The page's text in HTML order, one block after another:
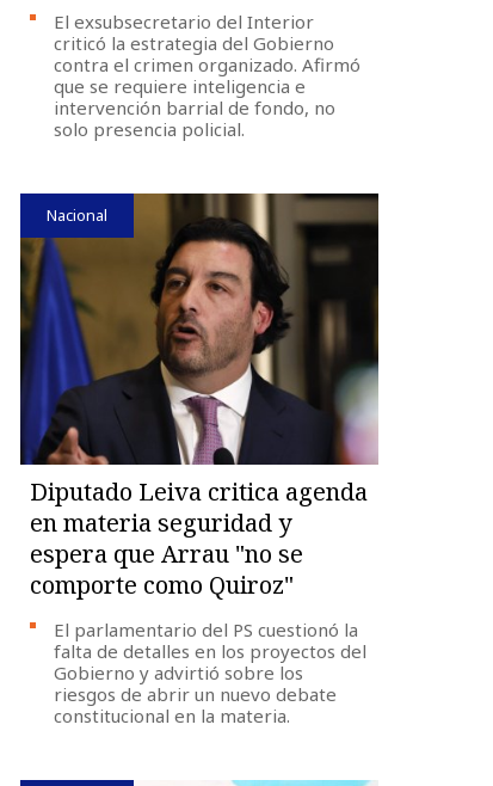
El exsubsecretario del Interior
criticó la estrategia del Gobierno
contra el crimen organizado. Afirmó
que se requiere inteligencia e
intervención barrial de fondo, no
solo presencia policial.
Nacional
Diputado Leiva critica agenda
en materia seguridad y
espera que Arrau "no se
comporte como Quiroz"
El parlamentario del PS cuestionó la
falta de detalles en los proyectos del
Gobierno y advirtió sobre los
riesgos de abrir un nuevo debate
constitucional en la materia.